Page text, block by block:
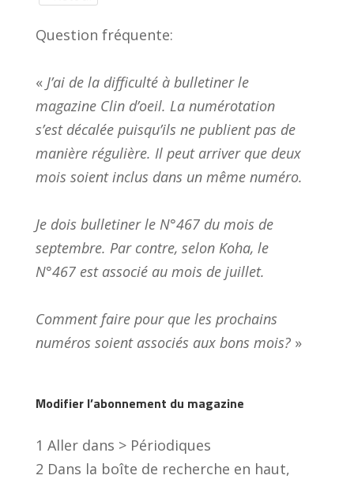
Question fréquente:
« J’ai de la difficulté à bulletiner le
magazine Clin d’oeil. La numérotation
s’est décalée puisqu’ils ne publient pas de
manière régulière. Il peut arriver que deux
mois soient inclus dans un même numéro.
Je dois bulletiner le N°467 du mois de
septembre. Par contre, selon Koha, le
N°467 est associé au mois de juillet.
Comment faire pour que les prochains
numéros soient associés aux bons mois? »
Modifier l’abonnement du magazine
1 Aller dans > Périodiques
2 Dans la boîte de recherche en haut,